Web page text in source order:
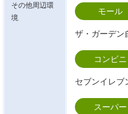
その他周辺環
境
モール
ザ・ガーデン
コンビニ
セブンイレブ
スーパー